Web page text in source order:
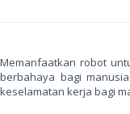
Memanfaatkan robot
berbahaya bagi
keselamatan kerja bagi